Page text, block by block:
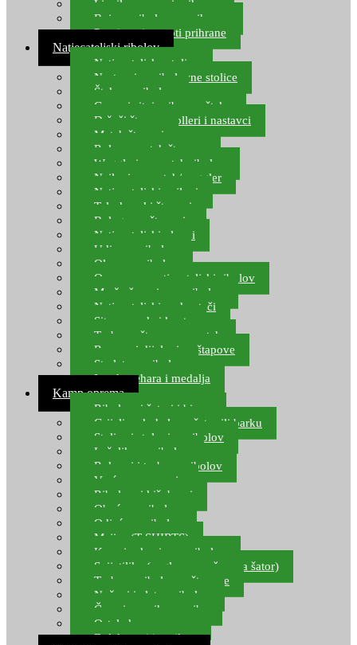
Ljepilo za crve i prihranu
Boje za ribolovnu prihranu
Provjereni recepti prihrane
Natjecateljski ribolov
Natjecateljske stolice
Nastavci za ribolovne stolice
Šteke za ribolov
Gume i sitni pribor za šteku
Držači štapova rolleri i nastavci
Match štapovi
Role za match štapove
Waggleri za match ribolov
Najloni za match/waggler
Natjecateljski najloni
Teleskopski štapovi
Bolognese štapovi
Natjecateljski plovci
Udice za ribolov
Olovo za ribolov
Oprema za natjecateljski ribolov
Mreže čuvarice za ribolov
Natjecateljski podmetači
Sito, posude i kante
Torbe za štapove – match
Rezervni dijelovi za štapove
Starlete za ribolov
Izrada pehara i medalja
Kamp oprema
Ribolovni šatori i bivvy
Grijalice, kuhala za šator ili barku
Stolice i stolovi za ribolov
Ležaljke za ribolov
Ruksaci i torbe za ribolov
Vreće za spavanje
Ribolovni kišobrani
Obuća za ribolov
Odjeća za ribolov
Majice (T-SHIRTS)
Kape i rukavice za ribolov
Svijetiljke (naglavne, ručne, za šator)
Torbe za ribolovne štapove
Noževi i alat za ribolov
Čamci za prihranu ribe
Ostala kamp oprema
Dalekozori i optika